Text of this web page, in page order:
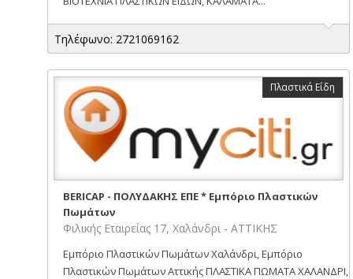
Τηλέφωνο: 2721069162
Πλαστικά Είδη
BERICAP - ΠΟΛΥΔΑΚΗΣ ΕΠΕ * Εμπόριο Πλαστικών
Πωμάτων
Φιλικής Εταιρείας 17, Χαλάνδρι - ΑΤΤΙΚΗΣ
Εμπόριο Πλαστικών Πωμάτων Χαλάνδρι, Εμπόριο
Πλαστικών Πωμάτων Αττικής ΠΛΑΣΤΙΚΑ ΠΩΜΑΤΑ ΧΑΛΑΝΔΡΙ,